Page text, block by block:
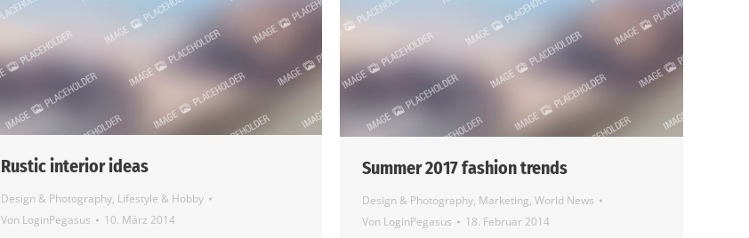
Rustic interior ideas
Design & Photography, Lifestyle & Hobby
Von LoginPegasus 10. März 2014
Summer 2017 fashion trends
Design & Photography, Marketing, World News
Von LoginPegasus 18. Februar 2014